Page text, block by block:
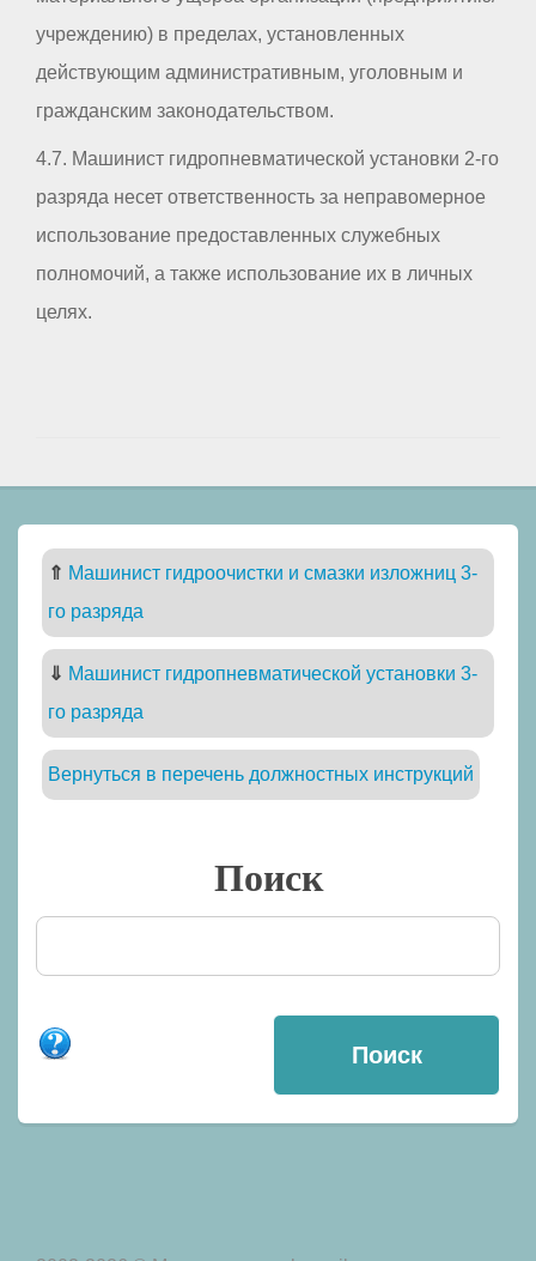
учреждению) в пределах, установленных
действующим административным, уголовным и
гражданским законодательством.
4.7. Машинист гидропневматической установки 2-го
разряда несет ответственность за неправомерное
использование предоставленных служебных
полномочий, а также использование их в личных
целях.
⇑ Машинист гидроочистки и смазки изложниц 3-
го разряда
⇓ Машинист гидропневматической установки 3-
го разряда
Вернуться в перечень должностных инструкций
Поиск